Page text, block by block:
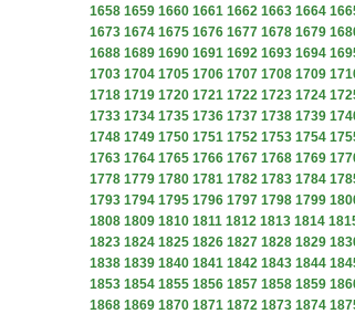
1658 1659 1660 1661 1662 1663 1664
1673 1674 1675 1676 1677 1678 1679
1688 1689 1690 1691 1692 1693 1694
1703 1704 1705 1706 1707 1708 1709
1718 1719 1720 1721 1722 1723 1724
1733 1734 1735 1736 1737 1738 1739
1748 1749 1750 1751 1752 1753 1754
1763 1764 1765 1766 1767 1768 1769
1778 1779 1780 1781 1782 1783 1784
1793 1794 1795 1796 1797 1798 1799
1808 1809 1810 1811 1812 1813 1814
1823 1824 1825 1826 1827 1828 1829
1838 1839 1840 1841 1842 1843 1844
1853 1854 1855 1856 1857 1858 1859
1868 1869 1870 1871 1872 1873 1874